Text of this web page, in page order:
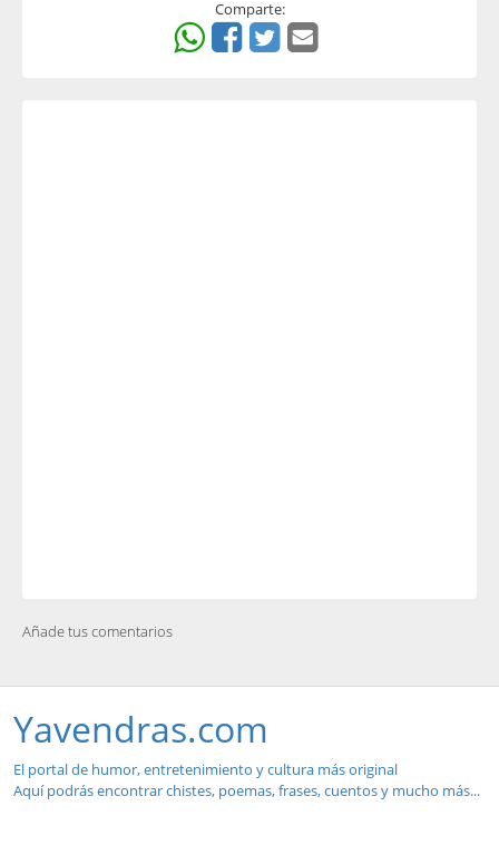
Comparte:
Añade tus comentarios
Yavendras.com
El portal de humor, entretenimiento y cultura más original
Aquí podrás encontrar chistes, poemas, frases, cuentos y mucho más...